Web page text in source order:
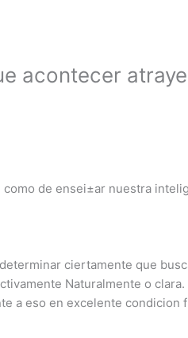
acontecer
de ensei±ar nuestra
ciertamente que
Naturalmente o
a eso en excelente condicion